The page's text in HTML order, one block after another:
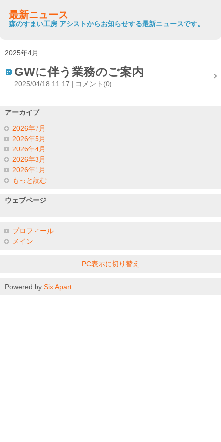
最新ニュース
森のすまい工房 アシストからお知らせする最新ニュースです。
2025年4月
GWに伴う業務のご案内
2025/04/18 11:17 コメント(0)
アーカイブ
2026年7月
2026年5月
2026年4月
2026年3月
2026年1月
もっと読む
ウェブページ
プロフィール
メイン
PC表示に切り替え
Powered by Six Apart